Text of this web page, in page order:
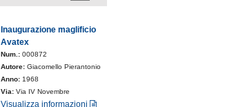
Inaugurazione maglificio
Avatex
Num.:000872
Autore:Giacomello Pierantonio
Anno: 1968
Via:Via IV Novembre
Visualizza informazioni